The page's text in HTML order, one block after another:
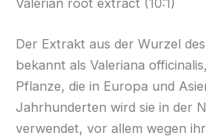
Valerian root extract (10:1)
Der Extrakt aus der Wurzel
bekannt als Valeriana
Pflanze, die in Europa und
Jahrhunderten wird sie in der
verwendet, vor allem wegen